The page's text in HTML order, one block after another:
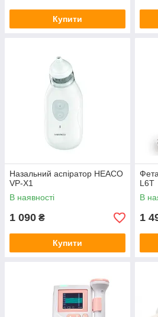
Купити
Назальний аспіратор HEACO
VP-X1
В наявності
1 090 ₴
Купити
L6T
В
1